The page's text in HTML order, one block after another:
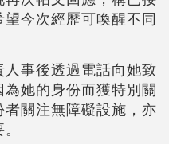
今次經歷可喚醒不同
事後透過電話向她致
她的身份而獲特別關
關注無障礙設施，亦